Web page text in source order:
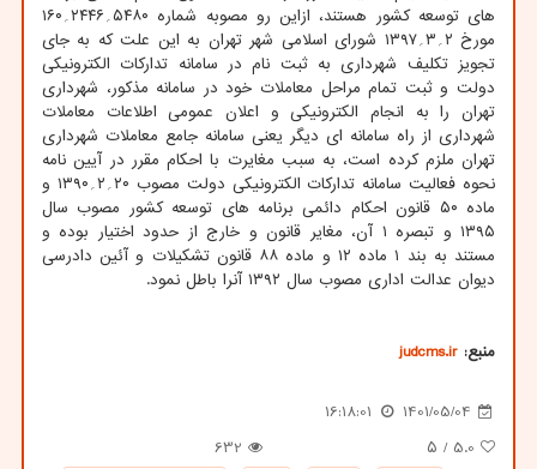
های توسعه کشور هستند، ازاین رو مصوبه شماره ۵۴۸۰؍۲۴۴۶؍۱۶۰
مورخ ۲؍۳؍۱۳۹۷ شورای اسلامی شهر تهران به این علت که به جای
تجویز تکلیف شهرداری به ثبت نام در سامانه تدارکات الکترونیکی
دولت و ثبت تمام مراحل معاملات خود در سامانه مذکور، شهرداری
تهران را به انجام الکترونیکی و اعلان عمومی اطلاعات معاملات
شهرداری از راه سامانه ای دیگر یعنی سامانه جامع معاملات شهرداری
تهران ملزم کرده است، به سبب مغایرت با احکام مقرر در آیین نامه
نحوه فعالیت سامانه تدارکات الکترونیکی دولت مصوب ۲۰؍۲؍۱۳۹۰ و
ماده ۵۰ قانون احکام دائمی برنامه های توسعه کشور مصوب سال
۱۳۹۵ و تبصره ۱ آن، مغایر قانون و خارج از حدود اختیار بوده و
مستند به بند ۱ ماده ۱۲ و ماده ۸۸ قانون تشکیلات و آئین دادرسی
دیوان عدالت اداری مصوب سال ۱۳۹۲ آنرا باطل نمود.
منبع: judcms.ir
1401/05/04
16:18:01
5.0 / ۵
632